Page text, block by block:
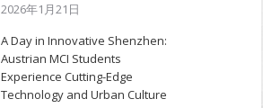
2026年1月21日
A Day in Innovative Shenzhen:
Austrian MCI Students
Experience Cutting-Edge
Technology and Urban Culture​